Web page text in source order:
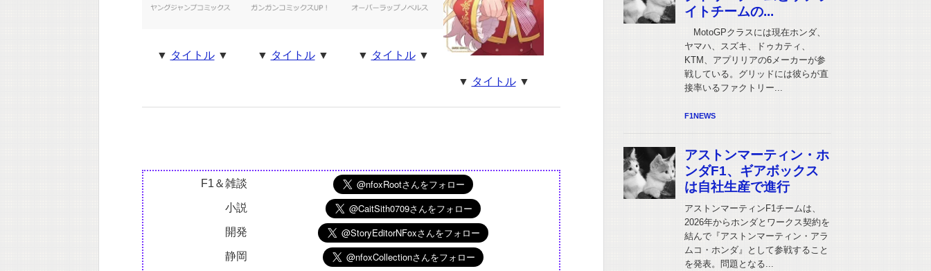
▼ タイトル▼ ▼ タイトル▼ ▼ タイトル▼
▼ タイトル▼
F1＆雑談
小説
開発
静岡